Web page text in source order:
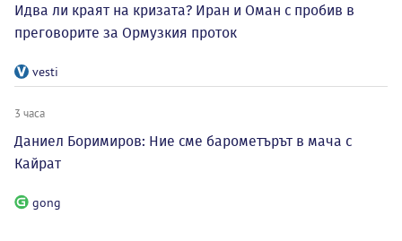
Идва ли краят на кризата? Иран и Оман с пробив в
преговорите за Ормузкия проток
vesti
3 часа
Даниел Боримиров: Ние сме барометърът в мача с
Кайрат
gong